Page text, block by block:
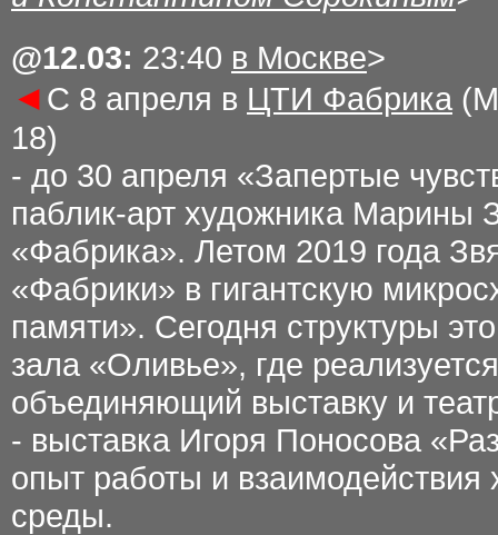
@12.03: 23:40 в Москве>
◄ С 8 апреля в ЦТИ Фабрика
18)
- до 30 апреля «Запертые
паблик-арт художника Марины
«Фабрика». Летом 2019 года
«Фабрики» в гигантскую
памяти». Сегодня структуры
зала «Оливье», где
объединяющий выставку и
- выставка Игоря Поносова
опыт работы и взаимодействия
среды.